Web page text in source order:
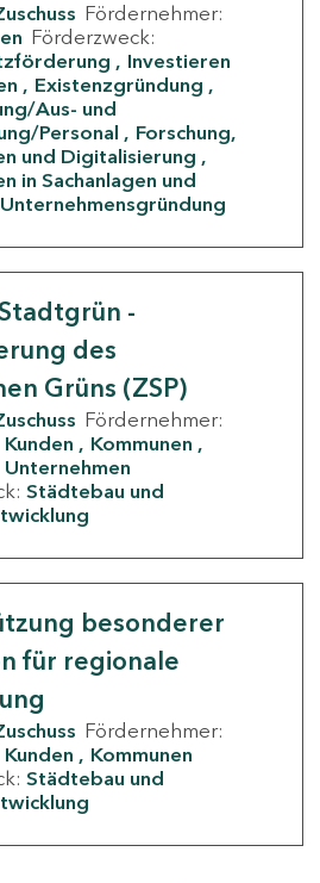
Fördernehmer:
Förderzweck:
Investieren
Existenzgründung
Aus- und
Personal
Forschung,
und Digitalisierung
in Sachanlagen und
Unternehmensgründung
-
des
Grüns (ZSP)
Fördernehmer:
Kommunen
Städtebau und
besonderer
für regionale
Fördernehmer:
Kommunen
Städtebau und